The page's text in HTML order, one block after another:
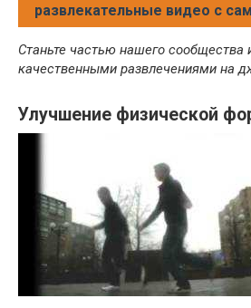
развлекательные видео с
Станьте частью нашего сообщества
качественными развлечениями на
Улучшение физической